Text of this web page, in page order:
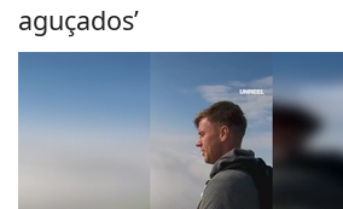
aguçados’